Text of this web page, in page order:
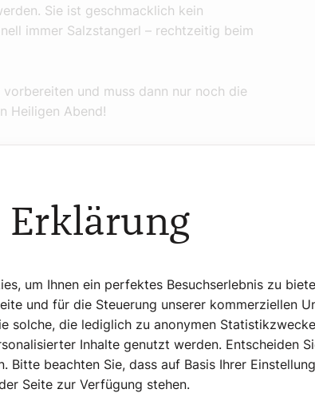
Sie ist geschmacklich kein
immer Salzstangerl – rechtzeitig beim
und muss dann nur noch die
Heiligen Abend!
Topf mit Wasser einkochen, in eine
und im Backrohr bei rund 180 Grad 20
in dicke Scheiben schneiden, auf eine
und Tomaten anrichten. Den
Erklärung
um Ihnen ein perfektes Besuchserlebnis zu
und für die Steuerung unserer kommerziellen
solche, die lediglich zu anonymen
Inhalte genutzt werden. Entscheiden
Bitte beachten Sie, dass auf Basis Ihrer
Seite zur Verfügung stehen.